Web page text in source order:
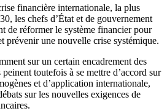
financière internationale, la plus
les chefs d’État et de gouvernement
de réformer le système financier pour
prévenir une nouvelle crise systémique.
sur un certain encadrement des
toutefois à se mettre d’accord sur
et d’application internationale,
sur les nouvelles exigences de